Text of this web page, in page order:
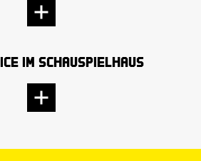
im Schauspielhaus